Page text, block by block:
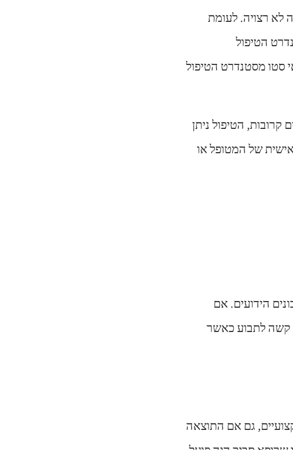
לא רצויה. לעומת
הטיפול
סטו מסטנדרט הטיפול
הטיפול ניתן
של המטופל או
הידועים. אם
קשה לתבוע כאשר
גם אם התוצאה